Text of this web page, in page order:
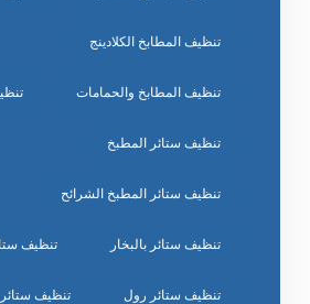
تنظيف المطابخ الكلادينج
تنظيف المطابخ والحمامات
تنظيف ستائر المطبخ
تنظيف ستائر المطبخ الشرائح
تنظيف ستائر بالبخار تنظيف
تنظيف ستائر رول تنظيف ستائر